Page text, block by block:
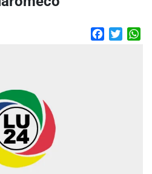
Facebook